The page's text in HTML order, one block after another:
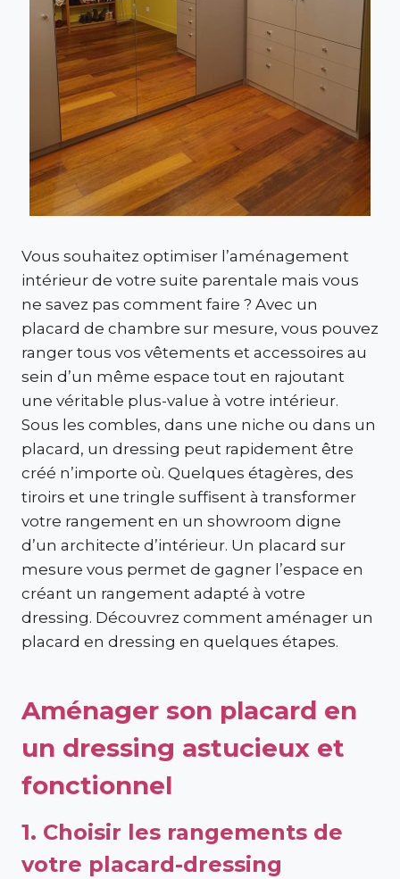
Vous souhaitez optimiser l’aménagement
intérieur de votre suite parentale mais vous
ne savez pas comment faire ? Avec un
placard de chambre sur mesure, vous pouvez
ranger tous vos vêtements et accessoires au
sein d’un même espace tout en rajoutant
une véritable plus-value à votre intérieur.
Sous les combles, dans une niche ou dans un
placard, un dressing peut rapidement être
créé n’importe où. Quelques étagères, des
tiroirs et une tringle suffisent à transformer
votre rangement en un showroom digne
d’un architecte d’intérieur. Un placard sur
mesure vous permet de gagner l’espace en
créant un rangement adapté à votre
dressing. Découvrez comment aménager un
placard en dressing en quelques étapes.
Aménager son placard en
un dressing astucieux et
fonctionnel
1. Choisir les rangements de
votre placard-dressing